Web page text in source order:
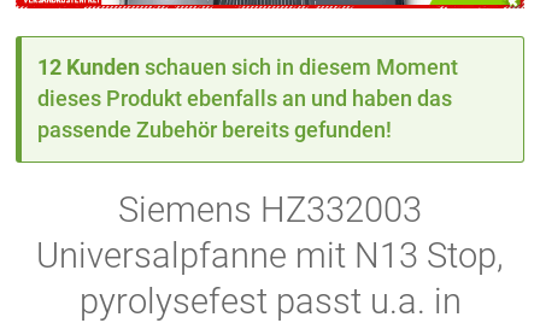
12 Kunden schauen sich in diesem Moment
dieses Produkt ebenfalls an und haben das
passende Zubehör bereits gefunden!
Siemens HZ332003
Universalpfanne mit N13 Stop,
pyrolysefest passt u.a. in